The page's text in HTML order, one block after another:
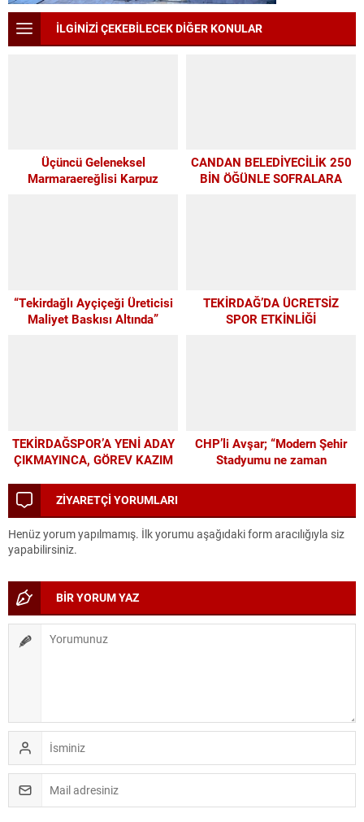
İLGİNİZİ ÇEKEBİLECEK DİĞER KONULAR
Üçüncü Geleneksel
Marmaraereğlisi Karpuz
CANDAN BELEDİYECİLİK 250
BİN ÖĞÜNLE SOFRALARA
“Tekirdağlı Ayçiçeği Üreticisi
Maliyet Baskısı Altında”
TEKİRDAĞ’DA ÜCRETSİZ
SPOR ETKİNLİĞİ
TEKİRDAĞSPOR’A YENİ ADAY
ÇIKMAYINCA, GÖREV KAZIM
CHP’li Avşar; “Modern Şehir
Stadyumu ne zaman
ZİYARETÇİ YORUMLARI
Henüz yorum yapılmamış. İlk yorumu aşağıdaki form aracılığıyla siz
yapabilirsiniz.
BİR YORUM YAZ